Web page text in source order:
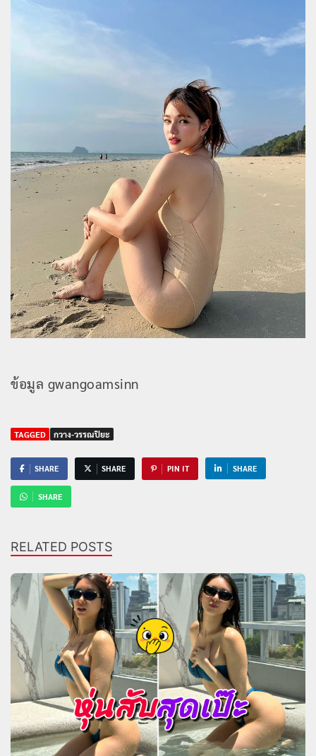
ข้อมูล gwangoamsinn
TAGGED กวาง-วรรณปิยะ
SHARE SHARE PIN IT SHARE
SHARE
RELATED POSTS